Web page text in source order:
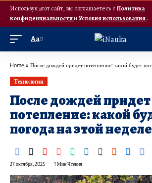
Используя этот сайт, вы соглашаетесь с Политика
конфиденциальностииУсловия использования.
Аа
Home » После дождей придет потепление: какой будет
Технологии
После дождей придет
потепление: какой
погода на этой неделе
27 октября, 2025 1 Мин Чтения